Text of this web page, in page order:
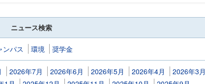
ニュース検索
ンパス 環境 奨学金
2026年7月 2026年6月 2026年5月 2026年4月
2026年3月